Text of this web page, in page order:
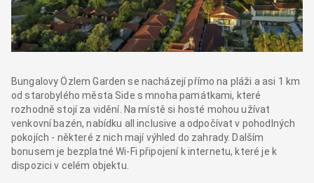
Bungalovy Özlem Garden se nacházejí přímo na pláži a asi 1 km
od starobylého města Side s mnoha památkami, které
rozhodně stojí za vidění. Na místě si hosté mohou užívat
venkovní bazén, nabídku all inclusive a odpočívat v pohodlných
pokojích - některé z nich mají výhled do zahrady. Dalším
bonusem je bezplatné Wi-Fi připojení k internetu, které je k
dispozici v celém objektu.